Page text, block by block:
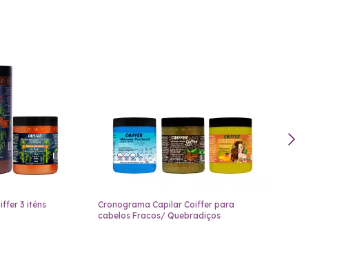
3 iténs
Cronograma Capilar Coiffer para
cabelos Fracos/ Quebradiços